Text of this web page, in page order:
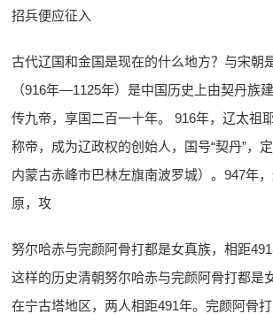
招兵便应征入
古代辽国和金国是现在的什么地方？与宋朝
（916年—1125年）是中国历史上由契丹族
传九帝，享国二百一十年。 916年，辽太祖
称帝，成为辽政权的创始人，国号“契丹”，
内蒙古赤峰市巴林左旗南波罗城）。947年
原，攻
努尔哈赤与完颜阿骨打都是女真族，相距
这样的历史清朝努尔哈赤与完颜阿骨打都是
在宁古塔地区，两人相距491年。完颜阿骨